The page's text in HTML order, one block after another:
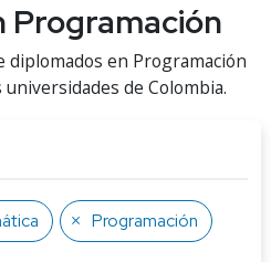
Programación
diplomados en Programación
de Colombia.
Programación